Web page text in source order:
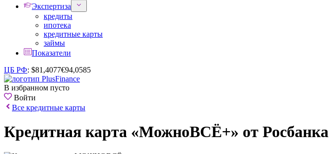
Экспертиза
кредиты
ипотека
кредитные карты
займы
Показатели
ЦБ РФ: $81,4077€94,0585
В избранном пусто
Войти
Все кредитные карты
Кредитная карта «МожноВСЁ+» от Росбанка